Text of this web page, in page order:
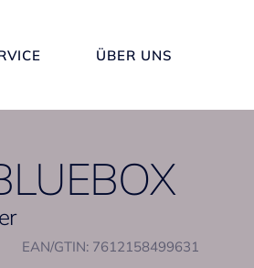
ÜBER UNS
EAN/GTIN: 7612158499631